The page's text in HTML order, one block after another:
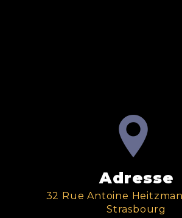
Adresse
32 Rue Antoine Heitzmann, 67100
Strasbourg